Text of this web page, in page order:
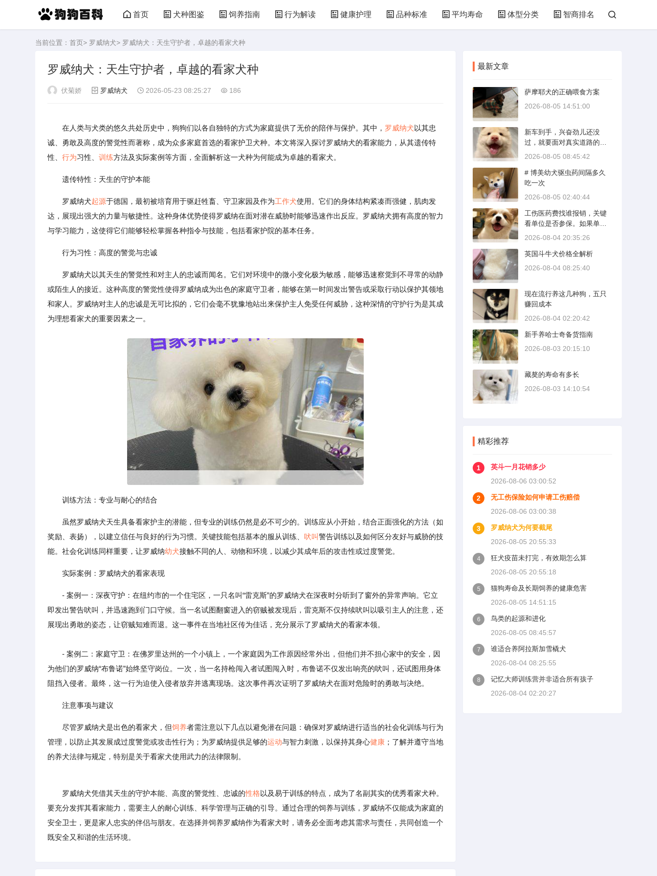
首页 犬种图鉴 饲养指南 行为解读 健康护理 品种标准 平均寿命 体型分类 智商排名
当前位置： 首页> 罗威纳犬> 罗威纳犬：天生守护者，卓越的看家犬种
罗威纳犬：天生守护者，卓越的看家犬种
伏菊娇 罗威纳犬 2026-05-23 08:25:27 186
在人类与犬类的悠久共处历史中，狗狗们以各自独特的方式为家庭提供了无价的陪伴与保护。其中， 罗威纳犬以其忠
诚、勇敢及高度的警觉性而著称，成为众多家庭首选的看家护卫犬种。本文将深入探讨罗威纳犬的看家能力，从其遗传特
性、 行为习性、 训练方法及实际案例等方面，全面解析这一犬种为何能成为卓越的看家犬。
遗传特性：天生的守护本能
罗威纳犬起源于德国，最初被培育用于驱赶牲畜、守卫家园及作为工作犬使用。它们的身体结构紧凑而强健，肌肉发
达，展现出强大的力量与敏捷性。这种身体优势使得罗威纳在面对潜在威胁时能够迅速作出反应。罗威纳犬拥有高度的智力
与学习能力，这使得它们能够轻松掌握各种指令与技能，包括看家护院的基本任务。
行为习性：高度的警觉与忠诚
罗威纳犬以其天生的警觉性和对主人的忠诚而闻名。它们对环境中的微小变化极为敏感，能够迅速察觉到不寻常的动静
或陌生人的接近。这种高度的警觉性使得罗威纳成为出色的家庭守卫者，能够在第一时间发出警告或采取行动以保护其领地
和家人。罗威纳对主人的忠诚是无可比拟的，它们会毫不犹豫地站出来保护主人免受任何威胁，这种深情的守护行为是其成
为理想看家犬的重要因素之一。
训练方法：专业与耐心的结合
虽然罗威纳犬天生具备看家护主的潜能，但专业的训练仍然是必不可少的。训练应从小开始，结合正面强化的方法（如
奖励、表扬），以建立信任与良好的行为习惯。关键技能包括基本的服从训练、 吠叫警告训练以及如何区分友好与威胁的技
能。社会化训练同样重要，让罗威纳幼犬接触不同的人、动物和环境，以减少其成年后的攻击性或过度警觉。
实际案例：罗威纳犬的看家表现
- 案例一：深夜守护：在纽约市的一个住宅区，一只名叫“雷克斯”的罗威纳犬在深夜时分听到了窗外的异常声响。它立
即发出警告吠叫，并迅速跑到门口守候。当一名试图翻窗进入的窃贼被发现后，雷克斯不仅持续吠叫以吸引主人的注意，还
展现出勇敢的姿态，让窃贼知难而退。这一事件在当地社区传为佳话，充分展示了罗威纳犬的看家本领。
- 案例二：家庭守卫：在佛罗里达州的一个小镇上，一个家庭因为工作原因经常外出，但他们并不担心家中的安全，因
为他们的罗威纳“布鲁诺”始终坚守岗位。一次，当一名持枪闯入者试图闯入时，布鲁诺不仅发出响亮的吠叫，还试图用身体
阻挡入侵者。最终，这一行为迫使入侵者放弃并逃离现场。这次事件再次证明了罗威纳犬在面对危险时的勇敢与决绝。
注意事项与建议
尽管罗威纳犬是出色的看家犬，但饲养者需注意以下几点以避免潜在问题：确保对罗威纳进行适当的社会化训练与行为
管理，以防止其发展成过度警觉或攻击性行为；为罗威纳提供足够的运动与智力刺激，以保持其身心健康 ；了解并遵守当地
的养犬法律与规定，特别是关于看家犬使用武力的法律限制。
罗威纳犬凭借其天生的守护本能、高度的警觉性、忠诚的性格以及易于训练的特点，成为了名副其实的优秀看家犬种。
要充分发挥其看家能力，需要主人的耐心训练、科学管理与正确的引导。通过合理的饲养与训练，罗威纳不仅能成为家庭的
安全卫士，更是家人忠实的伴侣与朋友。在选择并饲养罗威纳作为看家犬时，请务必全面考虑其需求与责任，共同创造一个
既安全又和谐的生活环境。
最新文章
萨摩耶犬的正确喂食方案
2026-08-05 14:51:00
新车到手，兴奋劲儿还没
过，就要面对真实道路的考
验。新手开新车上路，最怕
况和路况的双重陌生。磨合
期内，发动机转速控制在200
0到3000转之间，时速尽量
机的保守，而是活塞和气缸
壁需要时间完成精细贴合。
多数车型说明书里都写了前1
着做的司机不到三成。
2026-08-05 08:45:42
# 博美幼犬驱虫药间隔多久
吃一次
2026-08-05 02:40:44
工伤医药费找谁报销，关键
看单位是否参保。如果单位
给你交了工伤保险，费用由
参保，那就由单位自己掏
钱。很多人受伤后一头雾
误治疗。这篇就把这事讲清
楚。
2026-08-04 20:35:26
英国斗牛犬价格全解析
2026-08-04 08:25:40
现在流行养这几种狗，五只
赚回成本
2026-08-04 02:20:42
新手养哈士奇备货指南
2026-08-03 20:15:10
藏獒的寿命有多长
2026-08-03 14:10:54
精彩推荐
1
英斗一月花销多少
2026-08-06 03:00:52
2
无工伤保险如何申请工伤赔偿
2026-08-06 03:00:38
3
罗威纳犬为何要截尾
2026-08-05 20:55:33
4
狂犬疫苗未打完，有效期怎么算
2026-08-05 20:55:18
5
猫狗寿命及长期饲养的健康危害
2026-08-05 14:51:15
6
鸟类的起源和进化
2026-08-05 08:45:57
7
谁适合养阿拉斯加雪橇犬
2026-08-04 08:25:55
8
记忆大师训练营并非适合所有孩子
2026-08-04 02:20:27